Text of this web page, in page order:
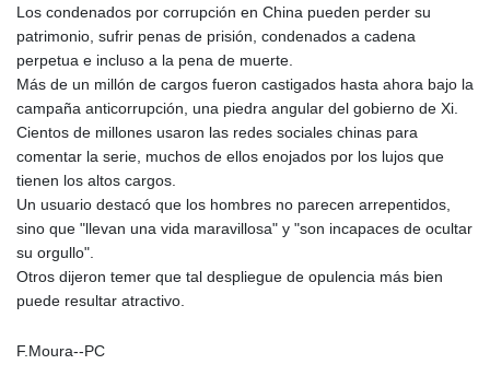
Los condenados por corrupción en China pueden perder su
patrimonio, sufrir penas de prisión, condenados a cadena
perpetua e incluso a la pena de muerte.
Más de un millón de cargos fueron castigados hasta ahora bajo la
campaña anticorrupción, una piedra angular del gobierno de Xi.
Cientos de millones usaron las redes sociales chinas para
comentar la serie, muchos de ellos enojados por los lujos que
tienen los altos cargos.
Un usuario destacó que los hombres no parecen arrepentidos,
sino que "llevan una vida maravillosa" y "son incapaces de ocultar
su orgullo".
Otros dijeron temer que tal despliegue de opulencia más bien
puede resultar atractivo.
F.Moura--PC